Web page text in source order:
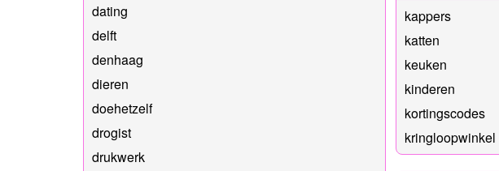
dating
delft
denhaag
dieren
doehetzelf
drogist
drukwerk
kappers
katten
keuken
kinderen
kortingscodes
kringloopwinkel